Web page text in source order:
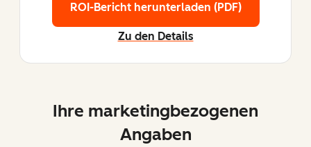
Ihre marketingbezogenen
Angaben
Zu den Details
ROI-Bericht herunterladen (PDF)